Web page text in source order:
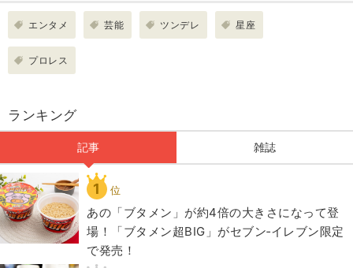
エンタメ 芸能 ツンデレ 星座
プロレス
ランキング
記事 雑誌
1 位
あの「ブタメン」が約4倍の大きさになって登
場！「ブタメン超BIG」がセブン‐イレブン限定
で発売！